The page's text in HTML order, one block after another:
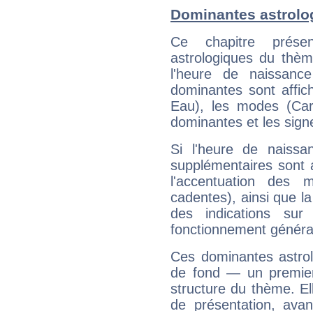
Dominantes
Ce chapitre
astrologiques du
l'heure de
dominantes sont
Eau), les modes
dominantes et les
Si l'heure de
supplémentaires sont
l'accentuation des
cadentes), ainsi que
des indications sur
fonctionnement
Ces dominantes
de fond — un
structure du thème.
de présentation,